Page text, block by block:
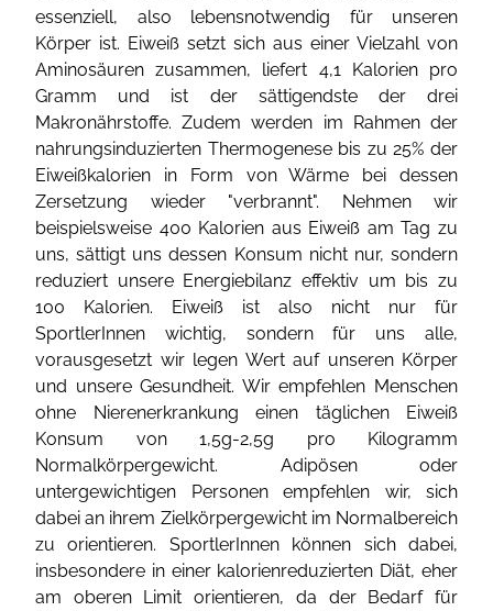
essenziell, also lebensnotwendig für unseren
Körper ist. Eiweiß setzt sich aus einer Vielzahl von
Aminosäuren zusammen, liefert 4,1 Kalorien pro
Gramm und ist der sättigendste der drei
Makronährstoffe. Zudem werden im Rahmen der
nahrungsinduzierten Thermogenese bis zu 25% der
Eiweißkalorien in Form von Wärme bei dessen
Zersetzung wieder "verbrannt". Nehmen wir
beispielsweise 400 Kalorien aus Eiweiß am Tag zu
uns, sättigt uns dessen Konsum nicht nur, sondern
reduziert unsere Energiebilanz effektiv um bis zu
100 Kalorien. Eiweiß ist also nicht nur für
SportlerInnen wichtig, sondern für uns alle,
vorausgesetzt wir legen Wert auf unseren Körper
und unsere Gesundheit. Wir empfehlen Menschen
ohne Nierenerkrankung einen täglichen Eiweiß
Konsum von 1,5g-2,5g pro Kilogramm
Normalkörpergewicht. Adipösen oder
untergewichtigen Personen empfehlen wir, sich
dabei an ihrem Zielkörpergewicht im Normalbereich
zu orientieren. SportlerInnen können sich dabei,
insbesondere in einer kalorienreduzierten Diät, eher
am oberen Limit orientieren, da der Bedarf für